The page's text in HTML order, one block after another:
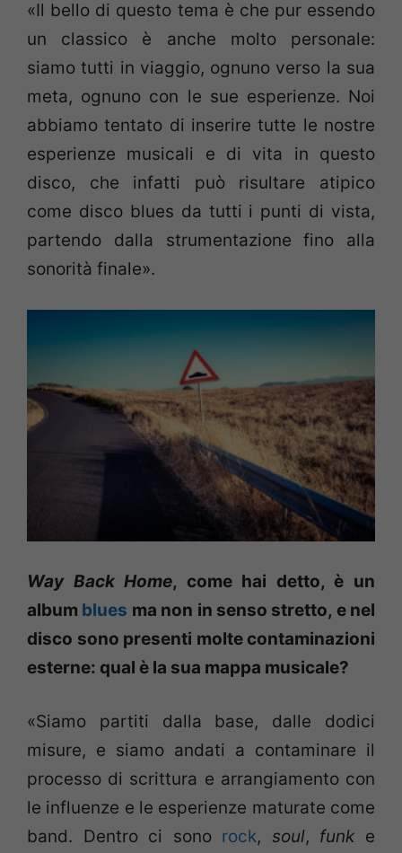
«Il bello di questo tema è che pur essendo
un classico è anche molto personale:
siamo tutti in viaggio, ognuno verso la sua
meta, ognuno con le sue esperienze. Noi
abbiamo tentato di inserire tutte le nostre
esperienze musicali e di vita in questo
disco, che infatti può risultare atipico
come disco blues da tutti i punti di vista,
partendo dalla strumentazione fino alla
sonorità finale».
Way Back Home, come hai detto, è un
album blues ma non in senso stretto, e nel
disco sono presenti molte contaminazioni
esterne: qual è la sua mappa musicale?
«Siamo partiti dalla base, dalle dodici
misure, e siamo andati a contaminare il
processo di scrittura e arrangiamento con
le influenze e le esperienze maturate come
band. Dentro ci sono rock, soul, funk e